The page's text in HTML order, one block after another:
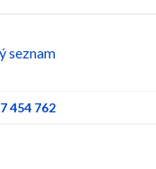
seznam
454 762